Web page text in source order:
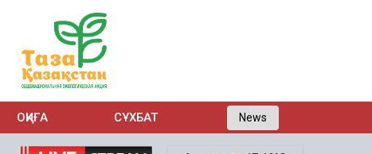
ОҚИҒА СҰХБАТ News